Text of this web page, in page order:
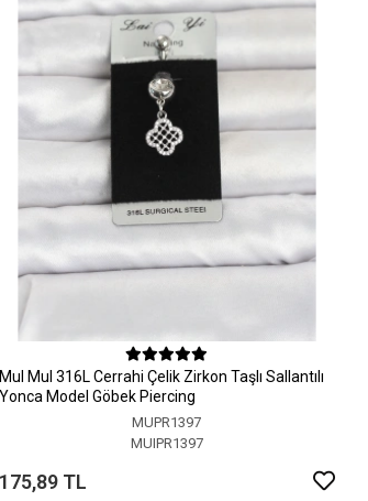
MuI MuI 316L Cerrahi Çelik Zirkon Taşlı Sallantılı
Yonca Model Göbek Piercing
MUPR1397
MUIPR1397
175,89 TL